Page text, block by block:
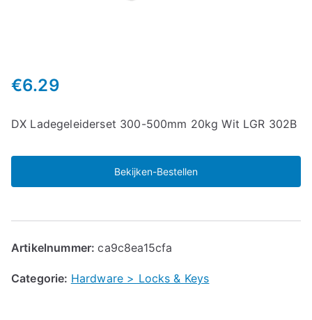
€6.29
DX Ladegeleiderset 300-500mm 20kg Wit LGR 302B
Bekijken-Bestellen
Artikelnummer:ca9c8ea15cfa
Categorie: Hardware > Locks & Keys